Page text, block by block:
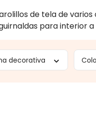
de tela de
para interior
decorativa